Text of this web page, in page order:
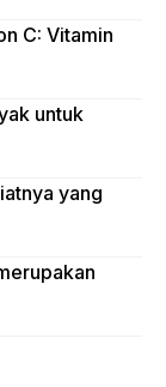
C: Vitamin
untuk
yang